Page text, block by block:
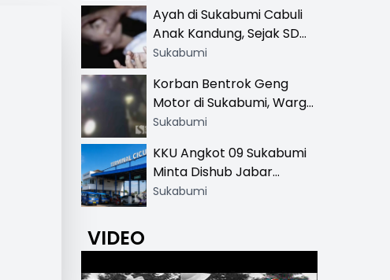
Khusus
Ayah di Sukabumi Cabuli
Anak Kandung, Sejak SD
Hingga SMA
Sukabumi
Korban Bentrok Geng
Motor di Sukabumi, Warga
dan Sopir Tangki
Sukabumi
KKU Angkot 09 Sukabumi
Minta Dishub Jabar
Tertibkan Trayek Ciawi-
Sukabumi
VIDEO